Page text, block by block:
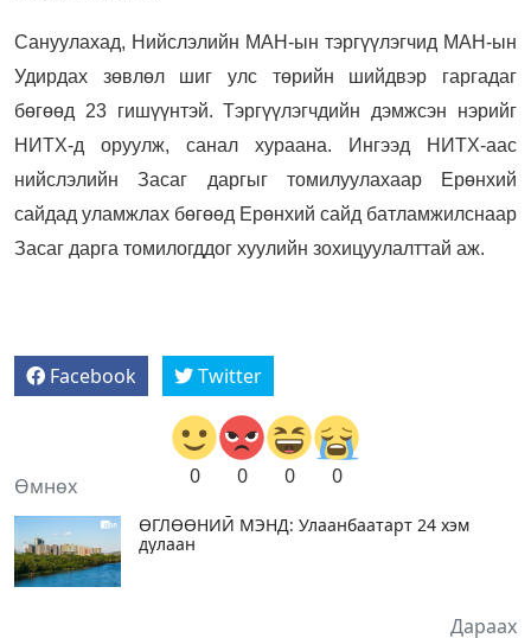
Сануулахад, Нийслэлийн МАН-ын тэргүүлэгчид МАН-ын
Удирдах зөвлөл шиг улс төрийн шийдвэр гаргадаг
бөгөөд 23 гишүүнтэй. Тэргүүлэгчдийн дэмжсэн нэрийг
НИТХ-д оруулж, санал хураана. Ингээд НИТХ-аас
нийслэлийн Засаг даргыг томилуулахаар Ерөнхий
сайдад уламжлах бөгөөд Ерөнхий сайд батламжилснаар
Засаг дарга томилогддог хуулийн зохицуулалттай аж.
Facebook Twitter
0 0 0 0
Өмнөх
ӨГЛӨӨНИЙ МЭНД: Улаанбаатарт 24 хэм
дулаан
Дараах